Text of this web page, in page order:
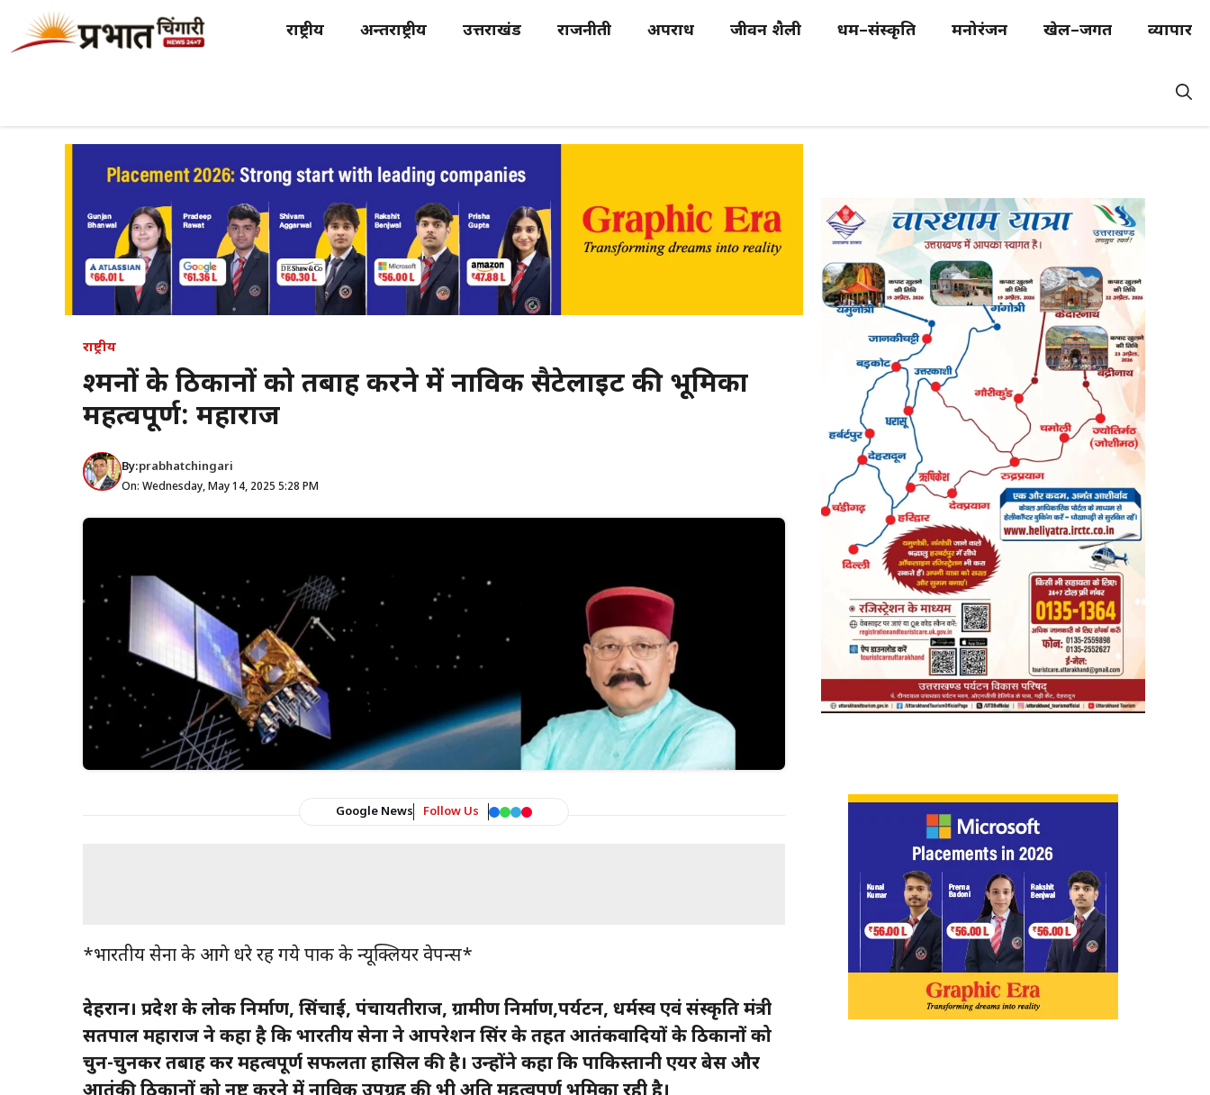
राष्ट्रीय अन्तर्राष्ट्रीय उत्तराखंड राजनीती अपराध जीवन शैली धर्म–संस्कृति मनोरंजन खेल–जगत व्यापार
राष्ट्रीय
दुश्मनों के ठिकानों को तबाह करने में नाविक सैटेलाइट की भूमिका
महत्वपूर्ण: महाराज
By:prabhatchingari
On: Wednesday, May 14, 2025 5:28 PM
Google News Follow Us
*भारतीय सेना के आगे धरे रह गये पाक के न्यूक्लियर वेपन्स*
देहरादून। प्रदेश के लोक निर्माण, सिंचाई, पंचायतीराज, ग्रामीण निर्माण,पर्यटन, धर्मस्व एवं संस्कृति मंत्री
सतपाल महाराज ने कहा है कि भारतीय सेना ने आपरेशन सिंदूर के तहत आतंकवादियों के ठिकानों को
चुन-चुनकर तबाह कर महत्वपूर्ण सफलता हासिल की है। उन्होंने कहा कि पाकिस्तानी एयर बेस और